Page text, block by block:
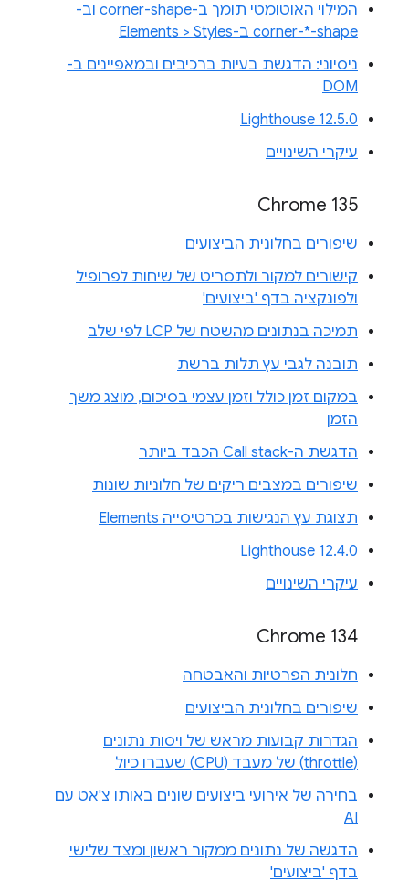
המילוי האוטומטי תומך ב-corner-shape וב-
corner-*-shape ב-Elements > Styles
ניסיוני: הדגשת בעיות ברכיבים ובמאפיינים ב-
DOM
Lighthouse 12.5.0
עיקרי השינויים
Chrome 135
שיפורים בחלונית הביצועים
קישורים למקור ולתסריט של שיחות לפרופיל
ולפונקציה בדף 'ביצועים'
תמיכה בנתונים מהשטח של LCP לפי שלב
תובנה לגבי עץ תלות ברשת
במקום זמן כולל וזמן עצמי בסיכום, מוצג משך
הזמן
הדגשת ה-Call stack הכבד ביותר
שיפורים במצבים ריקים של חלוניות שונות
תצוגת עץ הנגישות בכרטיסייה Elements
Lighthouse 12.4.0
עיקרי השינויים
Chrome 134
חלונית הפרטיות והאבטחה
שיפורים בחלונית הביצועים
הגדרות קבועות מראש של ויסות נתונים
(throttle) של מעבד (CPU) שעברו כיול
בחירה של אירועי ביצועים שונים באותו צ'אט עם
AI
הדגשה של נתונים ממקור ראשון ומצד שלישי
בדף 'ביצועים'